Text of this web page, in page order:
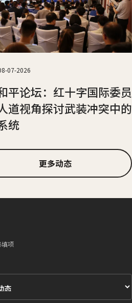
07-2026
平论坛：红十字国际委员
道视角探讨武装冲突中的
统
更多动态
项